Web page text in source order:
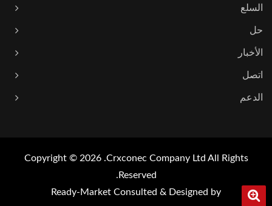
السلع
حل
الأخبار
اتصل
الدعم
Copyright © 2026 Crxconec Company Ltd. All Rights
Reserved.
Consulted & Designed by
Ready-Market